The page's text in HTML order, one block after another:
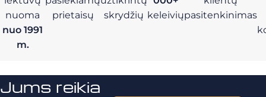
nuoma
nuo 1991
m.
prietaisų
skrydžių keleiviųpasitenkinimas
Jums reikia